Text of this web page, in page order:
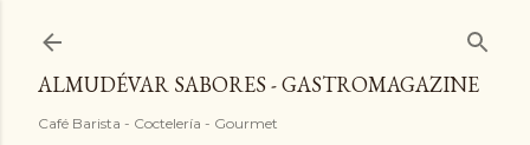
ALMUDÉVAR SABORES - GASTROMAGAZINE
Café Barista - Coctelería - Gourmet